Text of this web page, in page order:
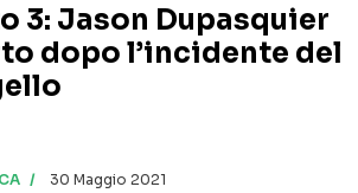
3: Jason Dupasquier
dopo l’incidente del
30 Maggio 2021